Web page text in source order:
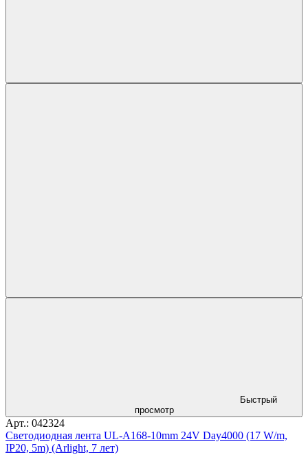
Быстрый
просмотр
Арт.: 042324
Светодиодная лента UL-A168-10mm 24V Day4000 (17 W/m,
IP20, 5m) (Arlight, 7 лет)